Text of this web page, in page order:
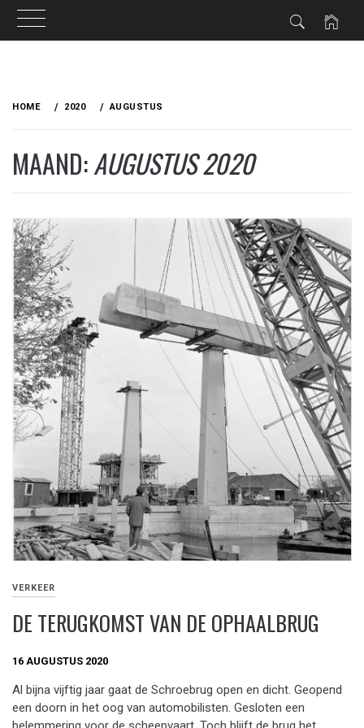
HOME 2020 AUGUSTUS
MAAND:AUGUSTUS 2020
VERKEER
DE TERUGKOMST VAN DE OPHAALBRUG
16 AUGUSTUS 2020
Al bijna vijftig jaar gaat de Schroebrug open en dicht. Geopend
een doorn in het oog van automobilisten. Gesloten een